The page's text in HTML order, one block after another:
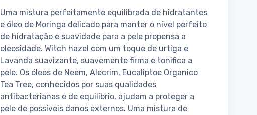
Uma mistura perfeitamente equilibrada de hidratantes
e óleo de Moringa delicado para manter o nível perfeito
de hidratação e suavidade para a pele propensa a
oleosidade. Witch hazel com um toque de urtiga e
Lavanda suavizante, suavemente firma e tonifica a
pele. Os óleos de Neem, Alecrim, Eucaliptoe Organico
Tea Tree, conhecidos por suas qualidades
antibacterianas e de equilíbrio, ajudam a proteger a
pele de possíveis danos externos. Uma mistura de